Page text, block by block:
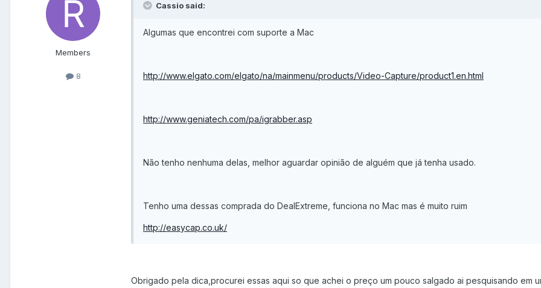
Members
8
Cassio said:
Algumas que encontrei com suporte a Mac
http://www.elgato.com/elgato/na/mainmenu/products/Video-Capture/product1.en.html
http://www.geniatech.com/pa/igrabber.asp
Não tenho nenhuma delas, melhor aguardar opinião de alguém que já tenha usado.
Tenho uma dessas comprada do DealExtreme, funciona no Mac mas é muito ruim
http://easycap.co.uk/
Obrigado pela dica,procurei essas aqui so que achei o preço um pouco salgado ai pesquisando em